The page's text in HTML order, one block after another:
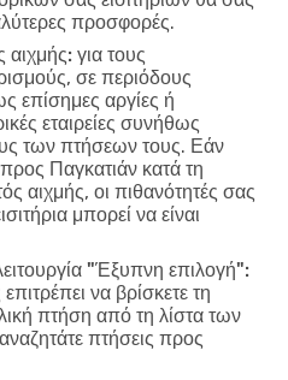
προσφορές.
αιχμής: για τους
σε περιόδους
επίσημες αργίες ή
εταιρείες συνήθως
των πτήσεων τους. Εάν
προς Παγκατιάν κατά τη
αιχμής, οι πιθανότητές σας
μπορεί να είναι
"Έξυπνη επιλογή":
να βρίσκετε τη
πτήση από τη λίστα των
πτήσεις προς